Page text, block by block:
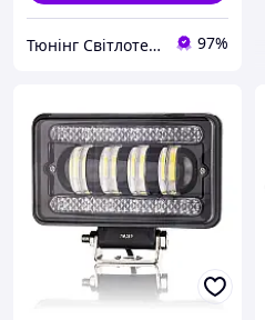
Тюнінг Світлотехніка Інтернет-Магазин 97%